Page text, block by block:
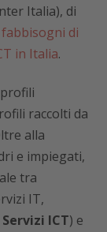
Italia), di
fabbisogni di
in Italia.
raccolti da
alla
e impiegati,
tra
IT,
ICT) e